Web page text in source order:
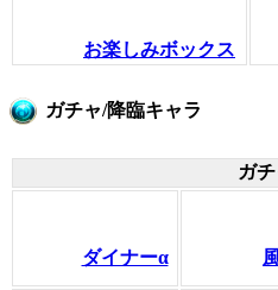
お楽しみボックス
ガチャ/降臨キャラ
ガ
ダイナーα